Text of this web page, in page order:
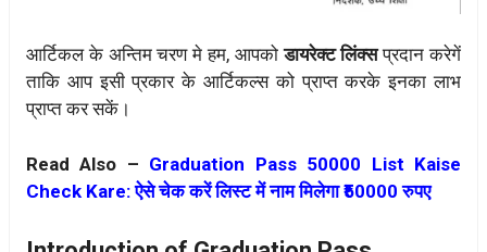
आर्टिकल के अन्तिम चरण मे हम, आपकोडायरेक्ट लिंक्सप्रदान करेगें
ताकि आप इसी प्रकार के आर्टिकल्स को प्राप्त करके इनका लाभ
प्राप्त कर सकें।
Read Also – Graduation Pass 50000 List Kaise
Check Kare: ऐसे चेक करें लिस्ट में नाम मिलेगा ₹50000 रुपए